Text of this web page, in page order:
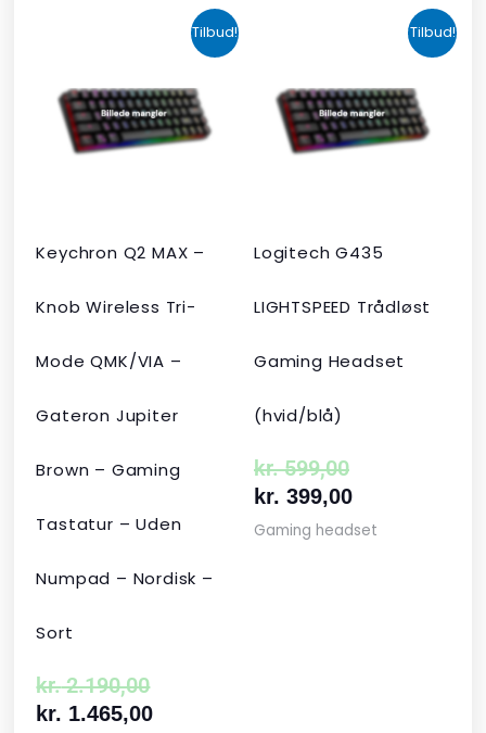
Tilbud!
Keychron Q2 MAX –
Knob Wireless Tri-
Mode QMK/VIA –
Gateron Jupiter
Brown – Gaming
Tastatur – Uden
Numpad – Nordisk –
Sort
kr.2.190,00
oprindelige
pris
var:
kr. 2.190,00.
kr. 1.465,00
Den
aktuelle
pris
er:
kr. 1.465,00.
Tilbud!
Logitech G435
LIGHTSPEED Trådløst
Gaming Headset
(hvid/blå)
kr.599,00
oprindelige
pris
var:
kr. 599,00.
kr. 399,00
aktuelle
pris
er:
kr. 399,00.
Gaming headset